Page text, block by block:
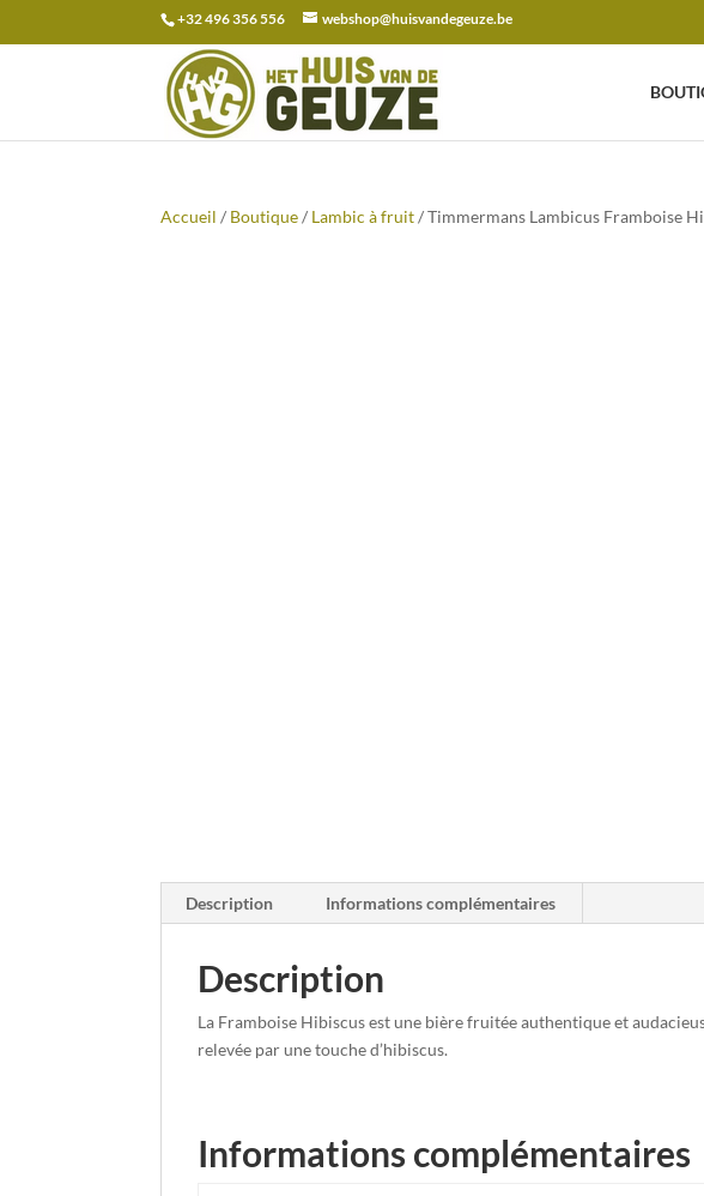
+32 496 356 556 webshop@huisvandegeuze.be
Recherche
pour :
Accueil / Boutique/ Lambic à fruit/ Timmermans Lambicus Framboise
Description Informations complémentaires
Description
La Framboise Hibiscus est une bière fruitée authentique et
relevée par une touche d’hibiscus.
Informations complémentaires